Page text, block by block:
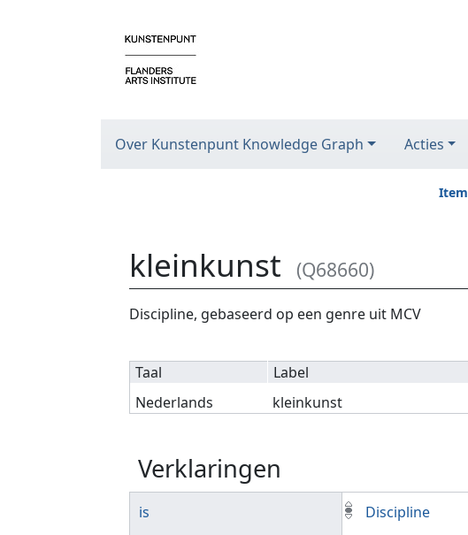
Over Kunstenpunt Knowledge Graph Acties
Item
kleinkunst (Q68660)
Ga naar:navigatie,zoeken
Discipline, gebaseerd op een genre uit MCV
Taal Label
Nederlands
kleinkunst
Verklaringen
is
Discipline